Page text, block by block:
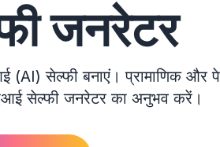
जनरेटर
सेल्फी बनाएं। प्रामाणिक और
सेल्फी जनरेटर का अनुभव करें।